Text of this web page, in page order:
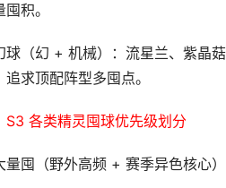
囤积。
球（幻 + 机械）：流星兰、紫晶
追求顶配阵型多囤点。
S3 各类精灵囤球优先级划分
量囤（野外高频 + 赛季异色核心）